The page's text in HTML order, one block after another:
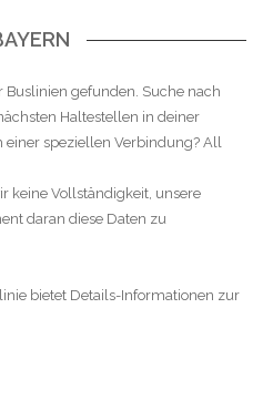
gefunden. Suche nach
Haltestellen in deiner
speziellen Verbindung? All
keine Vollständigkeit, unsere
daran diese Daten zu
bietet Details-Informationen zur